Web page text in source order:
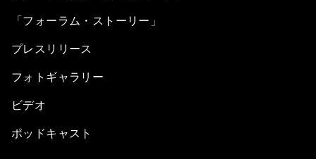
「フォーラム・ストーリー」
プレスリリース
フォトギャラリー
ビデオ
ポッドキャスト